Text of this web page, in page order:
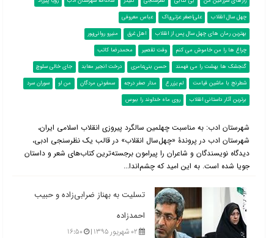
چهل سال انقلاب
علی‌اصغر عزتی‌پاک
عباس معروفی
بهترین رمان های چهل سال پس از انقلاب
اهل غرق
منیرو روانی‌پور
چراغ ها را من خاموش می کنم
وقت تقصیر
محمدرضا کاتب
گنجشک ها بهشت را می فهمند
حسن بنی‌عامری درخت انجیر معابد
جای خالی سلوچ
شطرنج با ماشین قیامت
لم یزررع مدار صفر درجه سمفونی مردگان من او
سوران سرد
برترین آثار داستانی انقلاب
روی ماه خداوند را ببوس
شهرستان ادب: به مناسبت چهلمین سالگرد پیروزی انقلاب اسلامی ایران،
شهرستان ادب در پروندۀ «چهل‌سال انقلاب» در قالب یک نظرسنجی ادبی،
دیدگاه نویسندگان و شاعران را پیرامون برجسته‌ترین کتاب‌های شعر و داستان
جویا شده است. به این امید که چشم‌اندا...
تسلیت به بهناز ضرابی‌زاده و حبیب
احمدزاده
۰۲ شهریور ۱۳۹۵ | ۱۶:۵۰